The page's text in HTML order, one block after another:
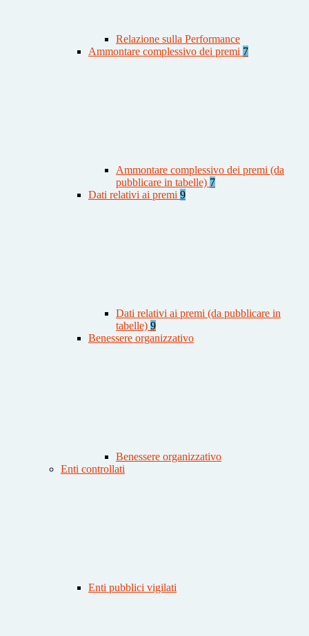
Relazione sulla Performance
Ammontare complessivo dei premi 7
Ammontare complessivo dei premi (da
pubblicare in tabelle) 7
Dati relativi ai premi 9
Dati relativi ai premi (da pubblicare in
tabelle) 9
Benessere organizzativo
Benessere organizzativo
Enti controllati
Enti pubblici vigilati